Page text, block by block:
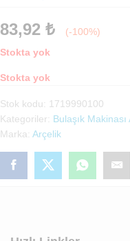
83,92 ₺
(-100%)
Stokta yok
Stokta yok
Stok kodu:
1719990100
Kategoriler: Bulaşık
Marka: Arçelik